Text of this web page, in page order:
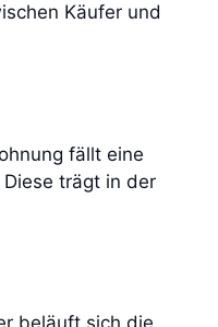
Käufer und
fällt eine
trägt in der